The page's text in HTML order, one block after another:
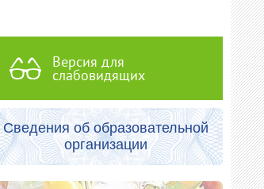
Версия для
слабовидящих
Сведения об образовательной
организации